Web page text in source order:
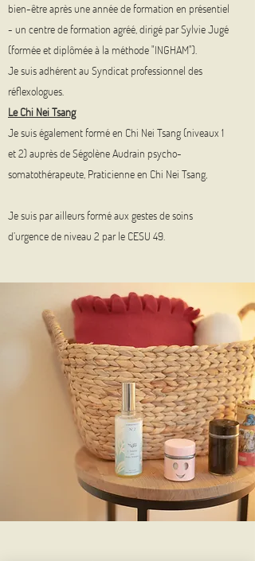
bien-être après une année de formation en présentiel
- un centre de formation agréé, dirigé par Sylvie Jugé
(formée et diplômée à la méthode "INGHAM").
Je suis adhérent au Syndicat professionnel des
réflexologues.
Le Chi Nei Tsang
Je suis également formé en Chi Nei Tsang (niveaux 1
et 2) auprès de Ségolène Audrain psycho-
somatothérapeute, Praticienne en Chi Nei Tsang,
Je suis par ailleurs formé aux gestes de soins
d’urgence de niveau 2 par le CESU 49.